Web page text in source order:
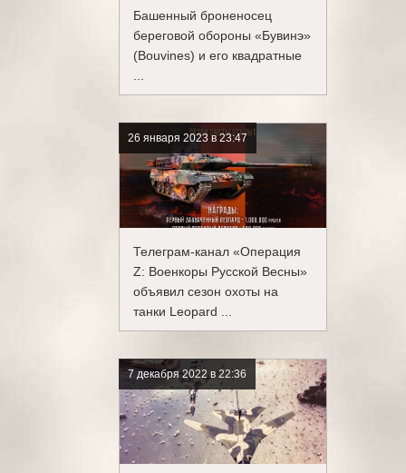
Башенный броненосец
береговой обороны «Бувинэ»
(Bouvines) и его квадратные
26 января 2023 в 23:47
Телеграм-канал «Операция
Z: Военкоры Русской Весны»
объявил сезон охоты на
танки Leopard ...
7 декабря 2022 в 22:36